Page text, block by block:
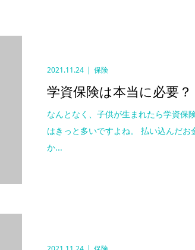
2021.11.24 保険
学資保険は本当に必要？
なんとなく、子供が生まれたら学資保
はきっと多いですよね。 払い込んだ
か...